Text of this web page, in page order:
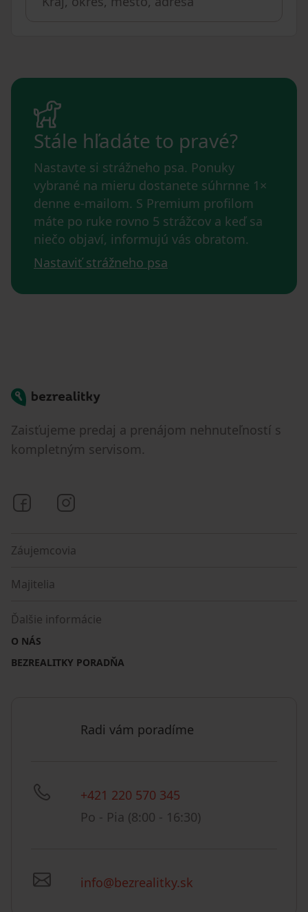
Stále hľadáte to pravé?
Nastavte si strážneho psa. Ponuky
vybrané na mieru dostanete súhrnne 1×
denne e-mailom. S Premium profilom
máte po ruke rovno 5 strážcov a keď sa
niečo objaví, informujú vás obratom.
Nastaviť strážneho psa
Bezrealitky
Zaisťujeme predaj a prenájom nehnuteľností s
kompletným servisom.
Bezrealitky na Facebooku
Záujemcovia
Majitelia
Ďalšie informácie
O NÁS
BEZREALITKY PORADŇA
Radi vám poradíme
+421 220 570 345
Po - Pia (8:00 - 16:30)
info@bezrealitky.sk